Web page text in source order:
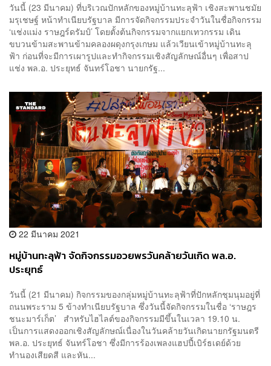
วันนี้ (23 มีนาคม) ที่บริเวณปักหลักของหมู่บ้านทะลุฟ้า เชิงสะพานชมัย
มรุเชษฐ์ หน้าทำเนียบรัฐบาล มีการจัดกิจกรรมประจำวันในชื่อกิจกรรม
‘แช่งแม่ง ราษฎร์ดรัมป์’ โดยตั้งต้นกิจกรรมจากแยกเทวกรรม เดิน
ขบวนข้ามสะพานข้ามคลองผดุงกรุงเกษม แล้วเวียนเข้าหมู่บ้านทะลุ
ฟ้า ก่อนที่จะมีการเผารูปและทำกิจกรรมเชิงสัญลักษณ์อื่นๆ เพื่อสาป
แช่ง พล.อ. ประยุทธ์ จันทร์โอชา นายกรัฐ...
22 มีนาคม 2021
หมู่บ้านทะลุฟ้า จัดกิจกรรมอวยพรวันคล้ายวันเกิด พล.อ.
ประยุทธ์
วันนี้ (21 มีนาคม) กิจกรรมของกลุ่มหมู่บ้านทะลุฟ้าที่ปักหลักชุมนุมอยู่ที่
ถนนพระราม 5 ข้างทำเนียบรัฐบาล ซึ่งวันนี้จัดกิจกรรมในชื่อ ‘ราษฎร
ชนะมาร์เก็ต’ สำหรับไฮไลต์ของกิจกรรมมีขึ้นในเวลา 19.10 น.
เป็นการแสดงออกเชิงสัญลักษณ์เนื่องในวันคล้ายวันเกิดนายกรัฐมนตรี
พล.อ. ประยุทธ์ จันทร์โอชา ซึ่งมีการร้องเพลงแฮปปี้เบิร์ธเดย์ด้วย
ทำนองเสียดสี และหัน...